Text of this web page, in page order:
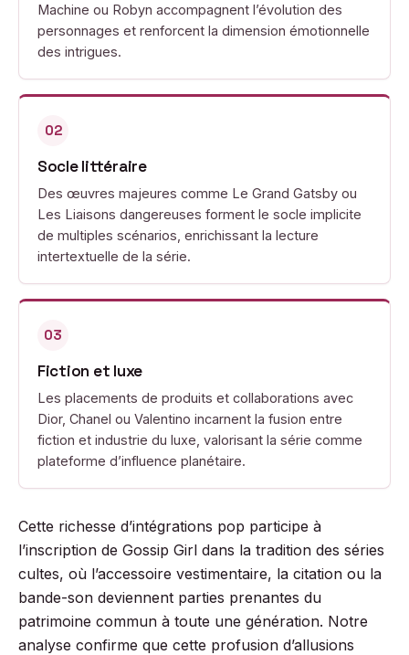
Machine ou Robyn accompagnent l’évolution des
personnages et renforcent la dimension émotionnelle
des intrigues.
02
Socle littéraire
Des œuvres majeures comme Le Grand Gatsby ou
Les Liaisons dangereuses forment le socle implicite
de multiples scénarios, enrichissant la lecture
intertextuelle de la série.
03
Fiction et luxe
Les placements de produits et collaborations avec
Dior, Chanel ou Valentino incarnent la fusion entre
fiction et industrie du luxe, valorisant la série comme
plateforme d’influence planétaire.
Cette richesse d’intégrations pop participe à
l’inscription de Gossip Girl dans la tradition des séries
cultes, où l’accessoire vestimentaire, la citation ou la
bande-son deviennent parties prenantes du
patrimoine commun à toute une génération. Notre
analyse confirme que cette profusion d’allusions